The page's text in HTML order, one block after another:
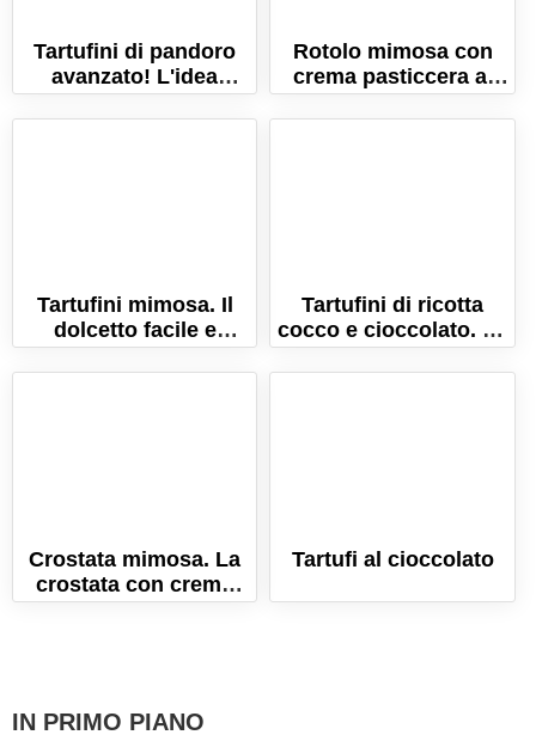
Tartufini di pandoro
avanzato! L'idea
golosa per un dolce di
Natale!
Rotolo mimosa con
crema pasticcera al
limone. La ricetta per
la festa della donna
Tartufini mimosa. Il
dolcetto facile e
goloso per la festa
della donna!
Tartufini di ricotta
cocco e cioccolato. La
ricetta semplice e
veloce!
Crostata mimosa. La
crostata con crema
pasticcera per la festa
Tartufi al cioccolato
IN PRIMO PIANO